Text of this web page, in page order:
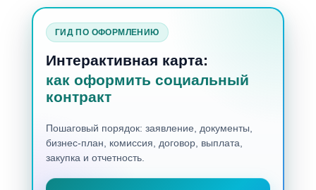
ГИД ПО ОФОРМЛЕНИЮ
Интерактивная карта:
как оформить социальный
контракт
Пошаговый порядок: заявление, документы,
бизнес-план, комиссия, договор, выплата,
закупка и отчетность.